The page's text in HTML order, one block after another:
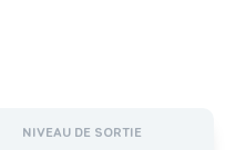
NIVEAU DE SORTIE